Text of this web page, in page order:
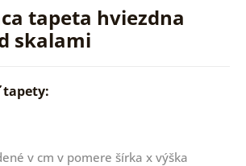
tapeta hviezdna
skalami
tapety:
v cm v pomere šírka x výška